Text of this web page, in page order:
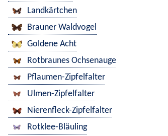
Landkärtchen
Brauner Waldvogel
Goldene Acht
Rotbraunes Ochsenauge
Pflaumen-Zipfelfalter
Ulmen-Zipfelfalter
Nierenfleck-Zipfelfalter
Rotklee-Bläuling